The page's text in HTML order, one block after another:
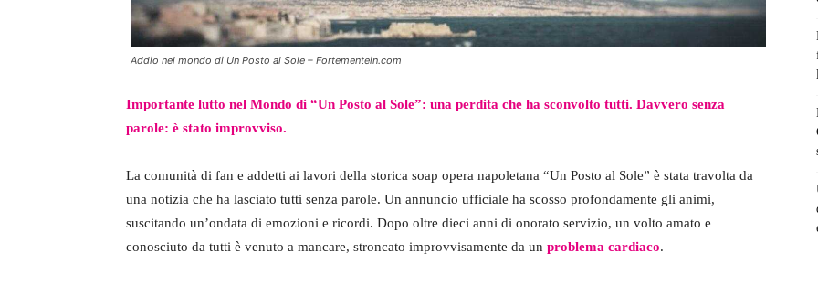
Addio nel mondo di Un Posto al Sole – Fortementein.com
Importante lutto nel Mondo di “Un Posto al Sole”: una perdita che ha sconvolto tutti. Davvero senza
parole: è stato improvviso.
La comunità di fan e addetti ai lavori della storica soap opera napoletana “Un Posto al Sole” è stata travolta da
una notizia che ha lasciato tutti senza parole. Un annuncio ufficiale ha scosso profondamente gli animi,
suscitando un’ondata di emozioni e ricordi. Dopo oltre dieci anni di onorato servizio, un volto amato e
conosciuto da tutti è venuto a mancare, stroncato improvvisamente da un problema cardiaco.